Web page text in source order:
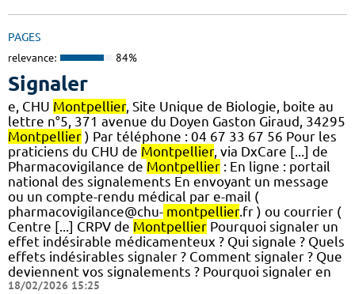
PAGES
relevance: 84%
Signaler
e, CHU Montpellier, Site Unique de Biologie, boite au
lettre n°5, 371 avenue du Doyen Gaston Giraud, 34295
Montpellier ) Par téléphone : 04 67 33 67 56 Pour les
praticiens du CHU de Montpellier, via DxCare [...] de
Pharmacovigilance de Montpellier : En ligne : portail
national des signalements En envoyant un message
ou un compte-rendu médical par e-mail (
pharmacovigilance@chu- montpellier.fr ) ou courrier (
Centre [...] CRPV de Montpellier Pourquoi signaler un
effet indésirable médicamenteux ? Qui signale ? Quels
effets indésirables signaler ? Comment signaler ? Que
deviennent vos signalements ? Pourquoi signaler en
18/02/2026 15:25